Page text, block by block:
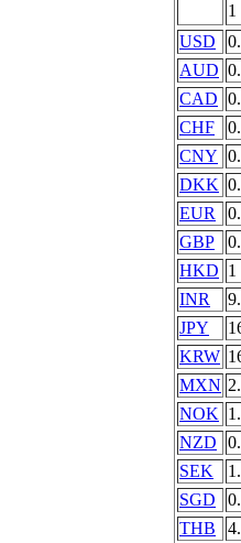
1
USD
AUD
CAD
CHF
CNY
DKK
EUR
GBP
HKD 1
INR
JPY
KRW
MXN
NOK
NZD
SEK
SGD
THB